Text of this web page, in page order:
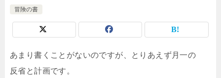
冒険の書
あまり書くことがないのですが、とりあえず月一の
反省と計画です。